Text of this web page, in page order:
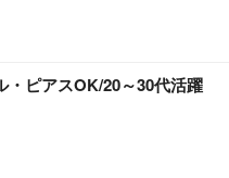
・ピアスOK/20～30代活躍